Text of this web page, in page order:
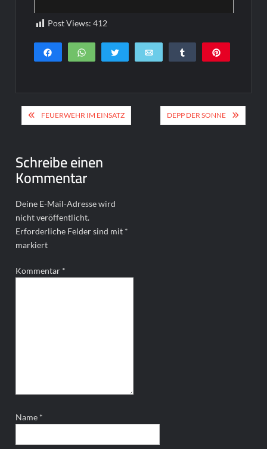
Post Views: 412
Teilen WhatsApp Twittern E-Mail Teilen
Beitragsnavigation
FEUERWEHR IM EINSATZ DEPP DER SONNE
Schreibe einen
Kommentar
Deine E-Mail-Adresse wird
nicht veröffentlicht.
Erforderliche Felder sind mit *
markiert
Kommentar *
Name *